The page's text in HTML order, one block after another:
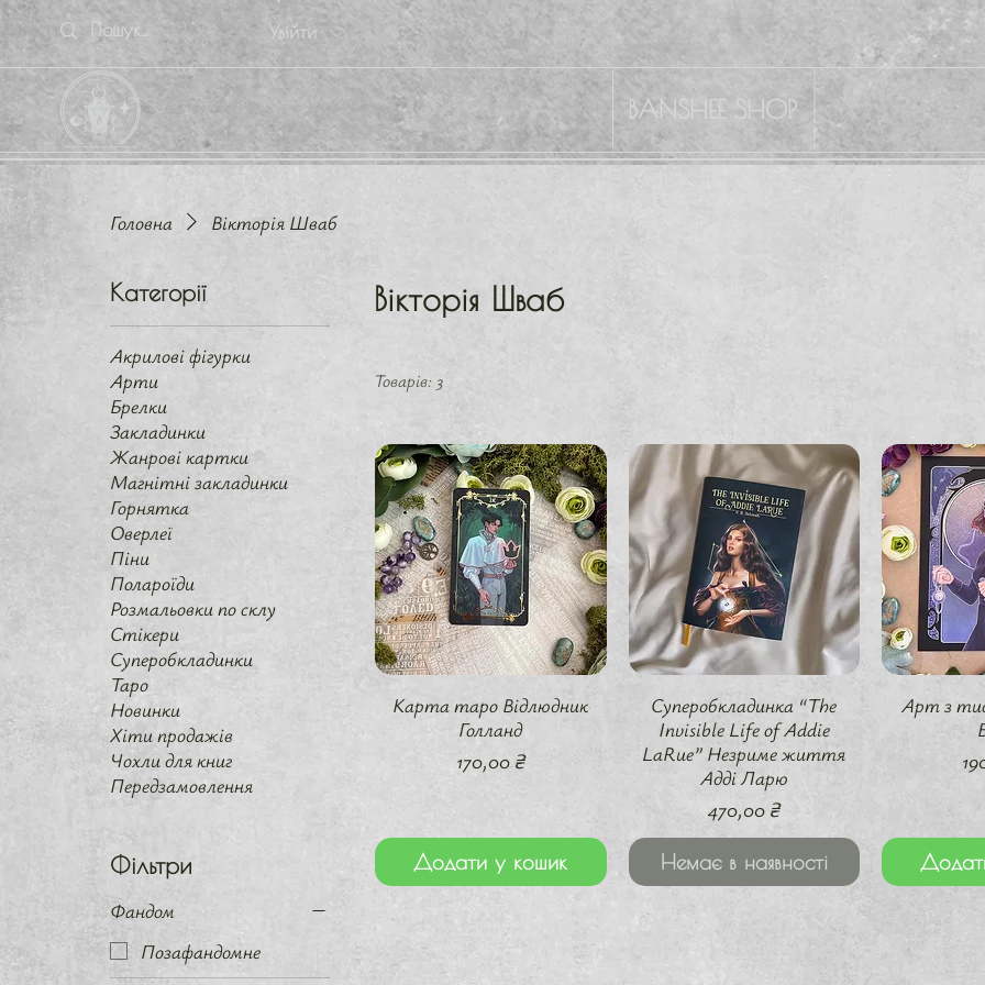
Увійти
BANSHEE SHOP
Головна Вікторія Шваб
Категорії
Акрилові фігурки
Арти
Брелки
Закладинки
Жанрові картки
Магнітні закладинки
Горнятка
Оверлеї
Піни
Полароїди
Розмальовки по склу
Стікери
Суперобкладинки
Таро
Новинки
Хіти продажів
Чохли для книг
Передзамовлення
Фільтри
Фандом
Позафандомне
Вікторія Шваб
Товарів: 3
Швидкий перегляд
Карта таро Відлюдник
Голланд
Ціна
170,00 ₴
Додати у кошик
Швидкий перегляд
Суперобкладинка “The
Invisible Life of Addie
LaRue” Незриме життя
Адді Ларю
Ціна
470,00 ₴
Немає в наявності
Арт з